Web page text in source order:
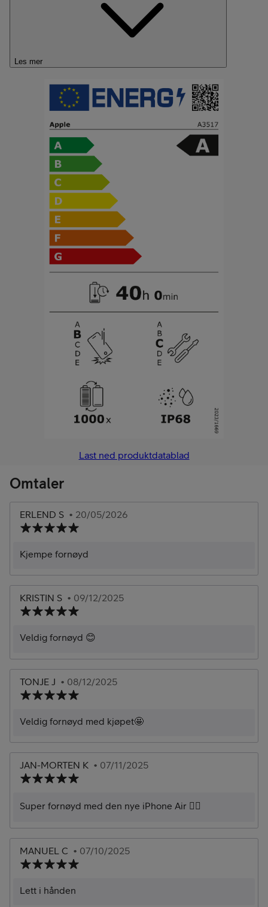
Les mer
Last ned produktdatablad
Omtaler
ERLEND S • 20/05/2026
Kjempe fornøyd
KRISTIN S • 09/12/2025
Veldig fornøyd 😊
TONJE J • 08/12/2025
Veldig fornøyd med kjøpet🤩
JAN-MORTEN K • 07/11/2025
Super fornøyd med den nye iPhone Air 👍🏼
MANUEL C • 07/10/2025
Lett i hånden